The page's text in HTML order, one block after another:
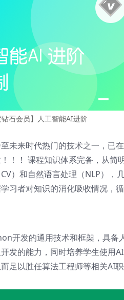
钻石会员】人工智能AI进阶
未来时代热门的技术之一，已
！！ 课程知识体系完备，从
）和自然语言处理（NLP），
习者对知识的消化吸收情况，
开发的通用技术和框架，具
发的能力，同时培养学生使用
足以胜任算法工程师等相关AI